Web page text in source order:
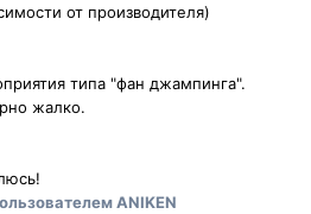
от производителя)
типа "фан джампинга".
жалко.
ANIKEN